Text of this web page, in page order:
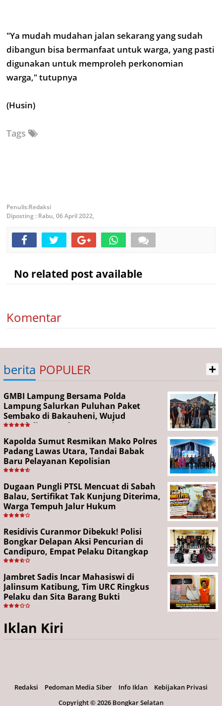
"Ya mudah mudahan jalan sekarang yang sudah
dibangun bisa bermanfaat untuk warga, yang pasti
digunakan untuk memproleh perkonomian
warga," tutupnya
(Husin)
Tags
Redaksi
Diposting : Rabu, 06 April 2022,
No related post available
Komentar
berita POPULER +
GMBI Lampung Bersama Polda
Lampung Salurkan Puluhan Paket
Sembako di Bakauheni, Wujud
Kepedulian Sambut HUT RI ke-81
Kapolda Sumut Resmikan Mako Polres
Padang Lawas Utara, Tandai Babak
Baru Pelayanan Kepolisian
Dugaan Pungli PTSL Mencuat di Sabah
Balau, Sertifikat Tak Kunjung Diterima,
Warga Tempuh Jalur Hukum
Residivis Curanmor Dibekuk! Polisi
Bongkar Delapan Aksi Pencurian di
Candipuro, Empat Pelaku Ditangkap
Jambret Sadis Incar Mahasiswi di
Jalinsum Katibung, Tim URC Ringkus
Pelaku dan Sita Barang Bukti
Iklan Kiri
Redaksi Pedoman Media Siber Info Iklan
Kebijakan Privasi
Copyright ©2026 Bongkar Selatan